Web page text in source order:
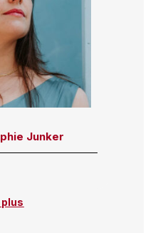
Junker
plus